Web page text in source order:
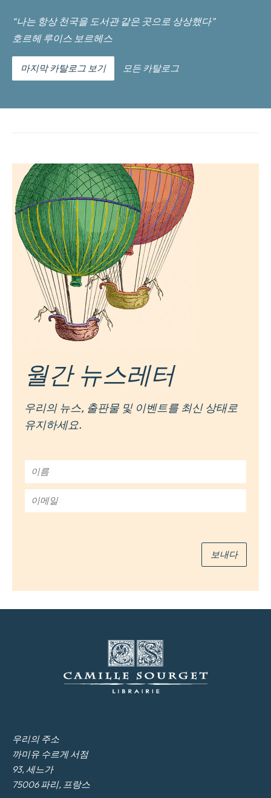
“나는 항상 천국을 도서관 같은 곳으로 상상했다”
호르헤 루이스 보르헤스
마지막 카탈로그 보기 모든 카탈로그
월간 뉴스레터
우리의 뉴스, 출판물 및 이벤트를 최신 상태로
유지하세요.
름
*
메
보내다
우리의 주소
까미유 수르게 서점
93, 세느가
75006 파리, 프랑스